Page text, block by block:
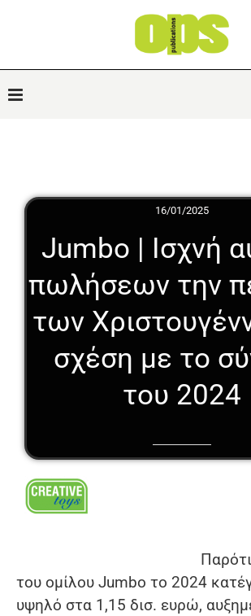
16/01/2025
Jumbo | Ισχνή
πωλήσεων την
των
σχέση με το
του 2024
του ομίλου Jumbo το 2024
υψηλό στα 1,15 δισ. ευρώ,